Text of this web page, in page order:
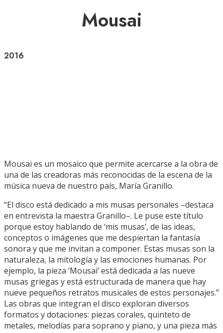
Mousai
2016
Mousai es un mosaico que permite acercarse a la obra de
una de las creadoras más reconocidas de la escena de la
música nueva de nuestro país, María Granillo.
“El disco está dedicado a mis musas personales –destaca
en entrevista la maestra Granillo–. Le puse este título
porque estoy hablando de ‘mis musas’, de las ideas,
conceptos o imágenes que me despiertan la fantasía
sonora y que me invitan a componer. Estas musas son la
naturaleza, la mitología y las emociones humanas. Por
ejemplo, la pieza ‘Mousai’ está dedicada a las nueve
musas griegas y está estructurada de manera que hay
nueve pequeños retratos musicales de estos personajes.”
Las obras que integran el disco exploran diversos
formatos y dotaciones: piezas corales, quinteto de
metales, melodías para soprano y piano, y una pieza más